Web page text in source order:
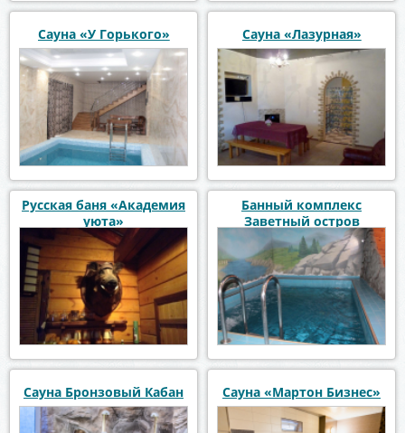
Сауна «У Горького» Сауна «Лазурная»
Русская баня «Академия
уюта»
Банный комплекс
Заветный остров
Сауна Бронзовый Кабан Сауна «Мартон Бизнес»